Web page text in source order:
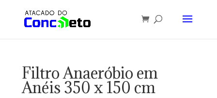
Filtro Anaeróbio em
Anéis 350 x 150 cm